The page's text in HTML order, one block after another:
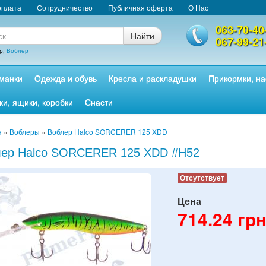
Сотрудничество Публичная оферта О Нас
Найти
Воблер
063-70-
067-99-
Одежда и обувь Кресла и раскладушки
Прикормки,
ящики, коробки
Снасти
» Воблеры » Воблер Halco SORCERER 125 XDD
Halco SORCERER 125 XDD #H52
Отсутствует
Цена
714.24